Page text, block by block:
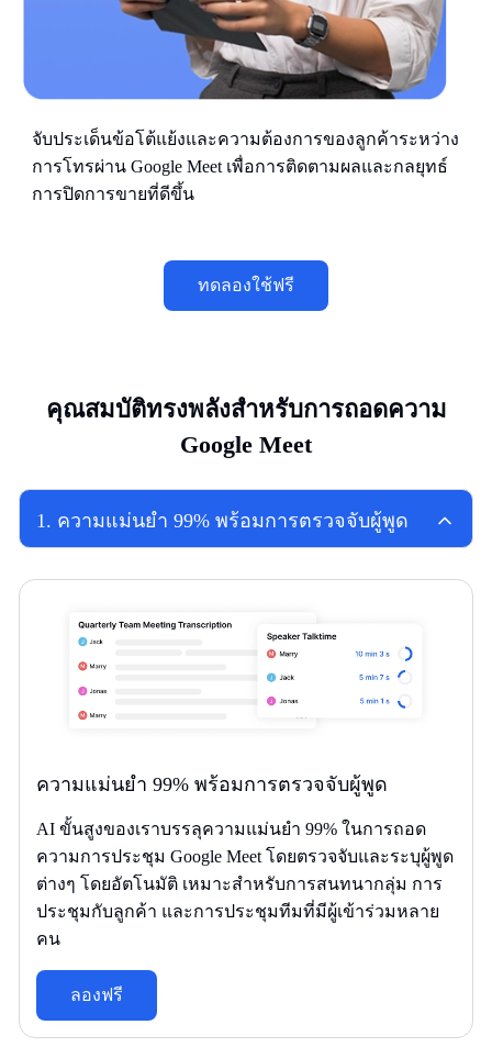
จับประเด็นข้อโต้แย้งและความต้องการของลูกค้าระหว่าง
การโทรผ่าน Google Meet เพื่อการติดตามผลและกลยุทธ์
การปิดการขายที่ดีขึ้น
ทดลองใช้ฟรี
คุณสมบัติทรงพลังสำหรับการถอดความ
Google Meet
1 . ความแม่นยำ 99% พร้อมการตรวจจับผู้พูด
ความแม่นยำ 99% พร้อมการตรวจจับผู้พูด
AI ขั้นสูงของเราบรรลุความแม่นยำ 99% ในการถอด
ความการประชุม Google Meet โดยตรวจจับและระบุผู้พูด
ต่างๆ โดยอัตโนมัติ เหมาะสำหรับการสนทนากลุ่ม การ
ประชุมกับลูกค้า และการประชุมทีมที่มีผู้เข้าร่วมหลาย
คน
ลองฟรี